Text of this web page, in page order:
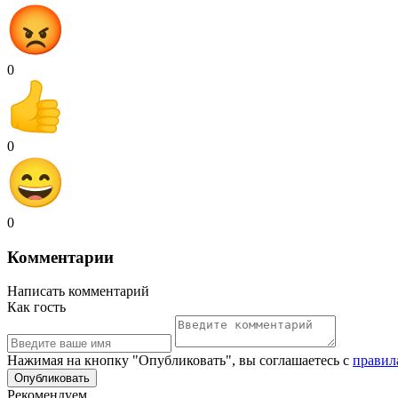
0
0
0
Комментарии
Написать комментарий
Как гость
Нажимая на кнопку "Опубликовать", вы соглашаетесь с